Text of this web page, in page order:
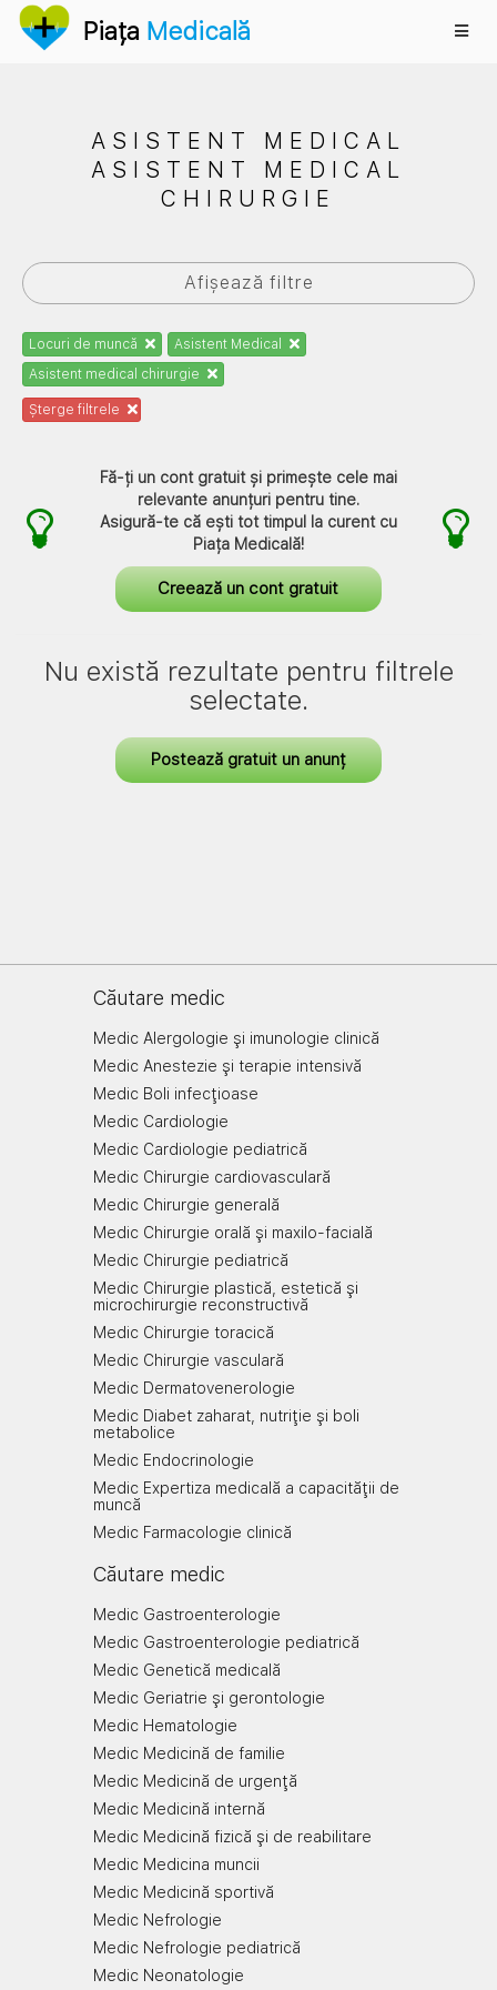
Piața Medicală
Anunțuri
ASISTENT MEDICAL
ASISTENT MEDICAL
CHIRURGIE
Afișează filtre
Locuri de muncă
Asistent Medical
Asistent medical chirurgie
Șterge filtrele
Fă-ți un cont gratuit și primește cele mai
relevante anunțuri pentru tine.
Asigură-te că ești tot timpul la curent cu
Piața Medicală!
Creează un cont gratuit
Nu există rezultate pentru filtrele
selectate.
Postează gratuit un anunț
Căutare medic
Medic Alergologie şi imunologie clinică
Medic Anestezie şi terapie intensivă
Medic Boli infecţioase
Medic Cardiologie
Medic Cardiologie pediatrică
Medic Chirurgie cardiovasculară
Medic Chirurgie generală
Medic Chirurgie orală şi maxilo-facială
Medic Chirurgie pediatrică
Medic Chirurgie plastică, estetică şi
microchirurgie reconstructivă
Medic Chirurgie toracică
Medic Chirurgie vasculară
Medic Dermatovenerologie
Medic Diabet zaharat, nutriţie şi boli
metabolice
Medic Endocrinologie
Medic Expertiza medicală a capacităţii de
muncă
Medic Farmacologie clinică
Căutare medic
Medic Gastroenterologie
Medic Gastroenterologie pediatrică
Medic Genetică medicală
Medic Geriatrie şi gerontologie
Medic Hematologie
Medic Medicină de familie
Medic Medicină de urgenţă
Medic Medicină internă
Medic Medicină fizică şi de reabilitare
Medic Medicina muncii
Medic Medicină sportivă
Medic Nefrologie
Medic Nefrologie pediatrică
Medic Neonatologie